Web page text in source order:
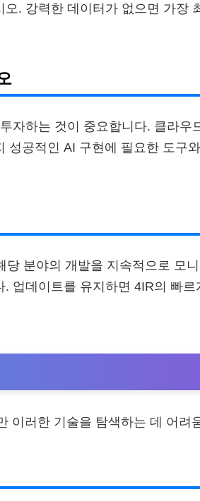
. 강력한 데이터가 없으면 가장
자하는 것이 중요합니다. 클라우
성공적인 AI 구현에 필요한 도구
분야의 개발을 지속적으로 모
업데이트를 유지하면 4IR의 빠르
이러한 기술을 탐색하는 데 어려